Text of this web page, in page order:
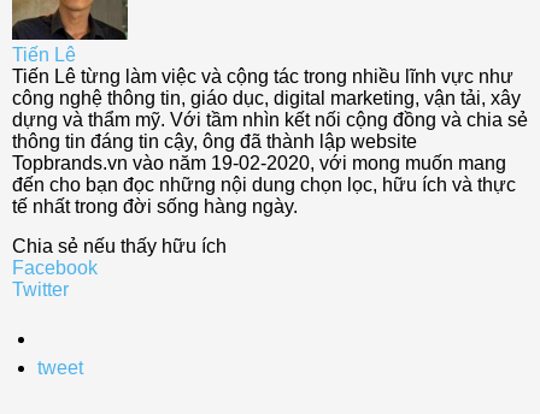
Tiến Lê
Tiến Lê từng làm việc và cộng tác trong nhiều lĩnh vực như
công nghệ thông tin, giáo dục, digital marketing, vận tải, xây
dựng và thẩm mỹ. Với tầm nhìn kết nối cộng đồng và chia sẻ
thông tin đáng tin cậy, ông đã thành lập website
Topbrands.vn vào năm 19-02-2020, với mong muốn mang
đến cho bạn đọc những nội dung chọn lọc, hữu ích và thực
tế nhất trong đời sống hàng ngày.
Chia sẻ nếu thấy hữu ích
Facebook
Twitter
tweet